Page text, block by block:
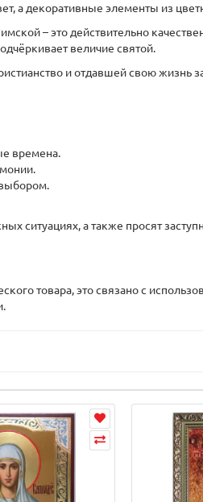
а декоративные элементы из
– это действительно
величие святой.
и отдавшей свою жизнь
времена.
ситуациях, а также просят
товара, это связано с